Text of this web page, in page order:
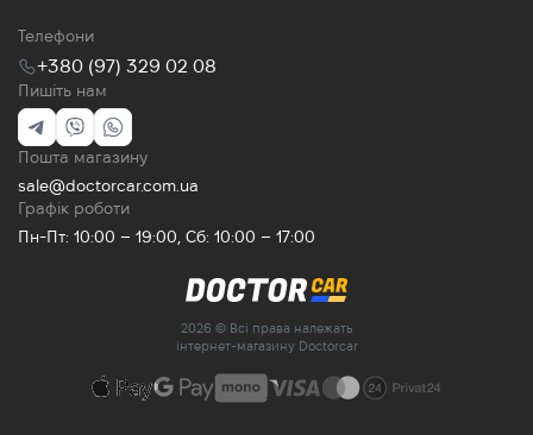
Телефони
+380 (97) 329 02 08
Пишіть нам
Пошта магазину
sale@doctorcar.com.ua
Графік роботи
Пн-Пт: 10:00 – 19:00, Сб: 10:00 – 17:00
2026 © Всі права належать
інтернет-магазину Doctorcar